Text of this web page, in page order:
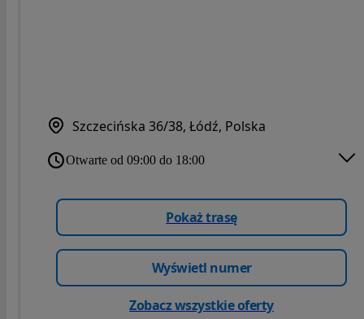
Szczecińska 36/38, Łódź, Polska
Otwarte od 09:00 do 18:00
Pokaż trasę
Wyświetl numer
Zobacz wszystkie oferty